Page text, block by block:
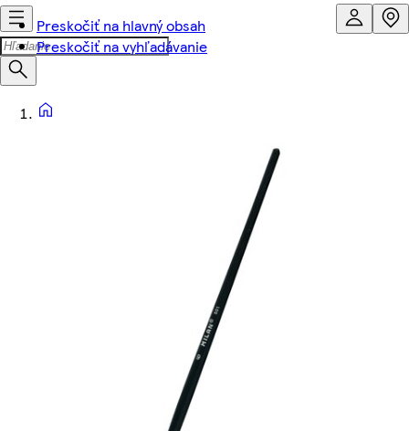
Preskočiť na hlavný obsah
Preskočiť na vyhľadávanie